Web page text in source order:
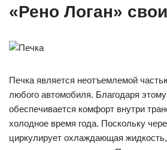
«Рено Логан»
Печка является неотъемлемой
любого автомобиля. Благодаря
обеспечивается комфорт внутри
холодное время года. Поскольку
циркулирует охлаждающая